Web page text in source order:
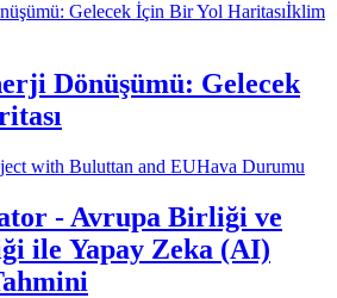
İklim
Dönüşümü: Gelecek
Hava Durumu
- Avrupa Birliği ve
ile Yapay Zeka (AI)